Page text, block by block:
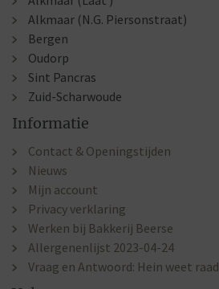
Alkmaar (N.G. Piersonstraat)
Bergen
Oudorp
Sint Pancras
Zuid-Scharwoude
Informatie
Contact & Openingstijden
Nieuws
Mijn account
Privacy verklaring
Werken bij Bakkerij Beerse
Allergenenlijst 2023-04-24
Vraag en Antwoord: Hein weet raad